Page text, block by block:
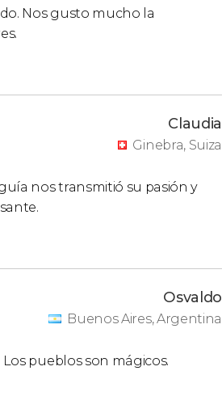
Nos gusto mucho la
Claudia
Ginebra, Suiza
nos transmitió su pasión y
Osvaldo
Buenos Aires, Argentina
pueblos son mágicos.